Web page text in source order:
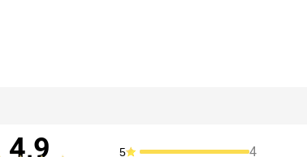
4,9 5 4